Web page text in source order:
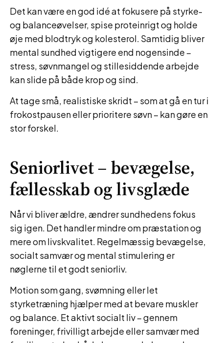
Det kan være en god idé at fokusere på styrke-
og balanceøvelser, spise proteinrigt og holde
øje med blodtryk og kolesterol. Samtidig bliver
mental sundhed vigtigere end nogensinde –
stress, søvnmangel og stillesiddende arbejde
kan slide på både krop og sind.
At tage små, realistiske skridt – som at gå en tur i
frokostpausen eller prioritere søvn – kan gøre en
stor forskel.
Seniorlivet – bevægelse,
fællesskab og livsglæde
Når vi bliver ældre, ændrer sundhedens fokus
sig igen. Det handler mindre om præstation og
mere om livskvalitet. Regelmæssig bevægelse,
socialt samvær og mental stimulering er
nøglerne til et godt seniorliv.
Motion som gang, svømning eller let
styrketræning hjælper med at bevare muskler
og balance. Et aktivt socialt liv – gennem
foreninger, frivilligt arbejde eller samvær med